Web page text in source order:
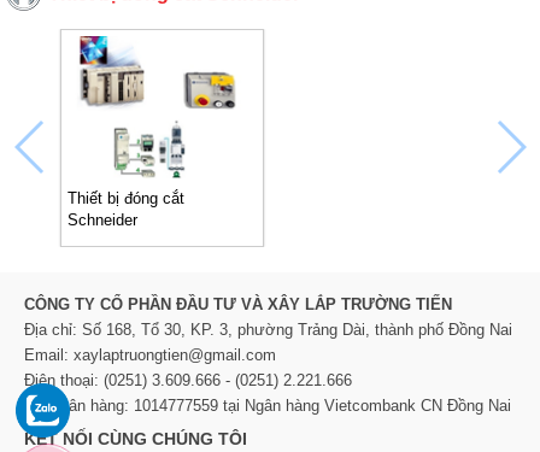
Thiết bị đóng cắt
Schneider
CÔNG TY CỔ PHẦN ĐẦU TƯ VÀ XÂY LẮP TRƯỜNG TIẾN
Địa chỉ: Số 168, Tổ 30, KP. 3, phường Trảng Dài, thành phố Đồng Nai
Email: xaylaptruongtien@gmail.com
Điện thoại: (0251) 3.609.666 - (0251) 2.221.666
TK Ngân hàng: 1014777559 tại Ngân hàng Vietcombank CN Đồng Nai
KẾT NỐI CÙNG CHÚNG TÔI